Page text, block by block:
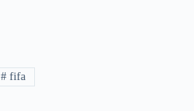
# fifa